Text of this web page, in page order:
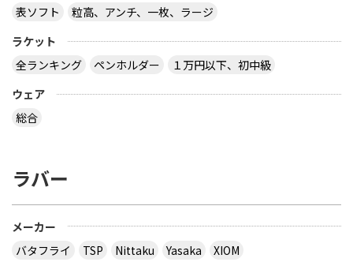
表ソフト
粒高、アンチ、一枚、ラージ
ラケット
全ランキング
ペンホルダー
１万円以下、初中級
ウェア
総合
ラバー
メーカー
バタフライ
TSP Nittaku Yasaka
XIOM